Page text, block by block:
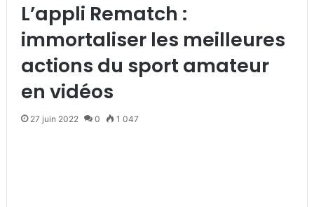
L’appli Rematch :
immortaliser les meilleures
actions du sport amateur
en vidéos
27 juin 2022 0 1 047